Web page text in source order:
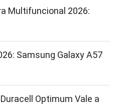
Multifuncional 2026:
Samsung Galaxy A57
Optimum Vale a